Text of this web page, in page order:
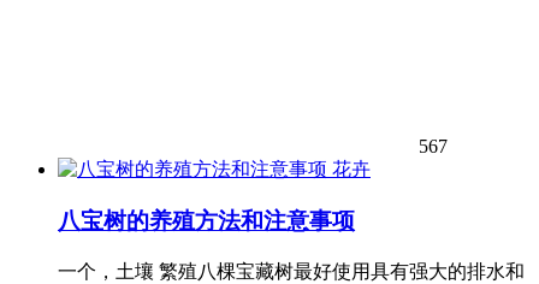
567
花卉
八宝树的养殖方法和注意事项
一个，土壤 繁殖八棵宝藏树最好使用具有强大的排水和